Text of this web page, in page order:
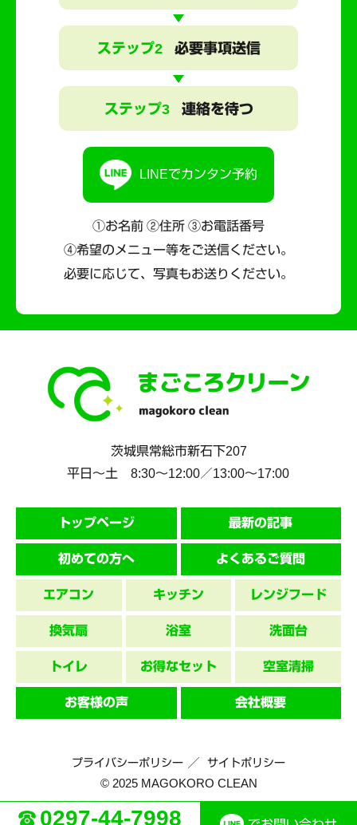
0297-44-7998
ステップ2 必要事項送信
ステップ3 連絡を待つ
LINEでカンタン予約
①お名前 ②住所 ③お電話番号
④希望のメニュー等をご送信ください。
必要に応じて、写真もお送りください。
茨城県常総市新石下207
平日～土 8:30〜12:00／13:00〜17:00
トップページ 最新の記事
初めての方へ よくあるご質問
エアコン キッチン レンジフード
換気扇 浴室 洗面台
トイレ お得なセット 空室清掃
お客様の声 会社概要
プライバシーポリシー サイトポリシー
© 2025 MAGOKORO CLEAN